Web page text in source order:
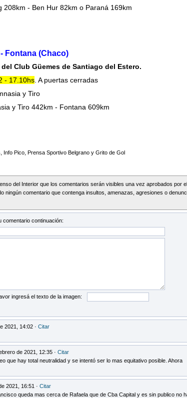
208km - Ben Hur 82km o Paraná 169km
Fontana (Chaco)
Club Güemes de Santiago del Estero.
- 17.10hs . A puertas cerradas
y Tiro
y Tiro 442km - Fontana 609km
Info Pico, Prensa Sportivo Belgrano y Grito de Gol
del Interior que los comentarios serán visibles una vez aprobados por el
ningún comentario que contenga insultos, amenazas, agresiones o
comentario continuación:
ingresá el texto de la imagen:
2021, 14:02 · Citar
de 2021, 12:35 · Citar
que hay total neutralidad y se intentó ser lo mas equitativo posible. Ahora
2021, 16:51 · Citar
queda mas cerca de Rafaela que de Cba Capital y es sin publico no